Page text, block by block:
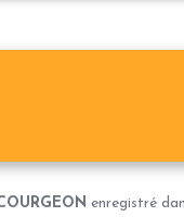
enregistré